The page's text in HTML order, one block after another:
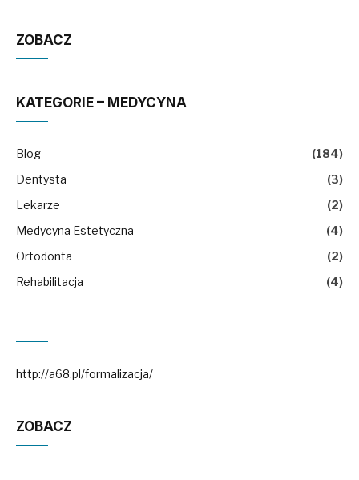
ZOBACZ
KATEGORIE – MEDYCYNA
Blog
(184)
Dentysta
(3)
Lekarze
(2)
Medycyna Estetyczna
(4)
Ortodonta
(2)
Rehabilitacja
(4)
http://a68.pl/formalizacja/
ZOBACZ